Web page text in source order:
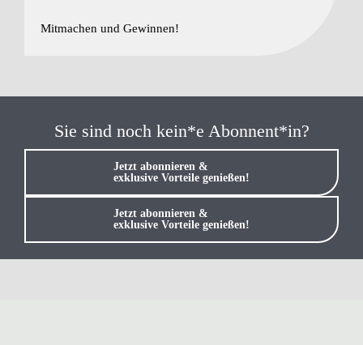
Mitmachen und Gewinnen!
Sie sind noch kein*e Abonnent*in?
Jetzt abonnieren &
exklusive Vorteile genießen!
Jetzt abonnieren &
exklusive Vorteile genießen!